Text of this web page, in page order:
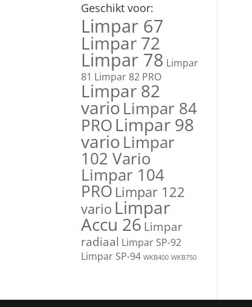
Geschikt voor:
Limpar 67
Limpar 72
Limpar 78 Limpar
81 Limpar 82 PRO
Limpar 82
varioLimpar 84
PROLimpar 98
varioLimpar
102 Vario
Limpar 104
PRO Limpar 122
vario Limpar
Accu 26 Limpar
radiaal Limpar SP-92
Limpar SP-94 WKB400 WKB750